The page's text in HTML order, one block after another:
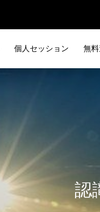
個人セッション 無
認